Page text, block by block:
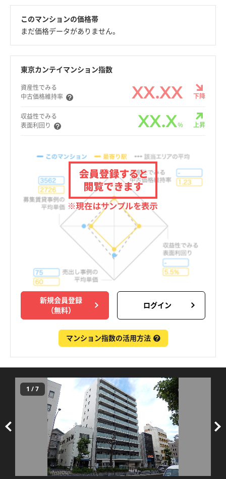
このマンションの価格帯
まだ価格データがありません。
東京カンテイマンション指数
資産性でみる
中古価格維持率
XX.XX 下降
収益性でみる
表面利回り
XX.X% 上昇
新規会員登録
（無料）
ログイン
マンション指数の活用方法
1 /7